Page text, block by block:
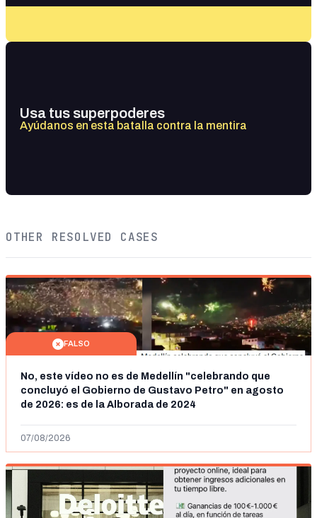
Usa tus superpoderes
Ayúdanos en esta batalla contra la mentira
OTHER RESOLVED CASES
FALSO
No, este vídeo no es de Medellín "celebrando que
concluyó el Gobierno de Gustavo Petro" en agosto
de 2026: es de la Alborada de 2024
07/08/2026